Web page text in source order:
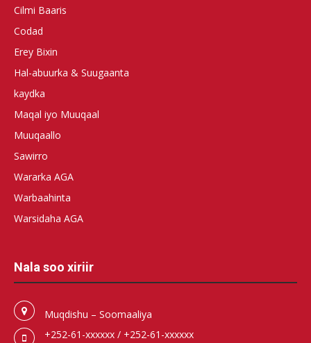
Cilmi Baaris
Codad
Erey Bixin
Hal-abuurka & Suugaanta
kaydka
Maqal iyo Muuqaal
Muuqaallo
Sawirro
Wararka AGA
Warbaahinta
Warsidaha AGA
Nala soo xiriir
Muqdishu – Soomaaliya
+252-61-xxxxxx / +252-61-xxxxxx